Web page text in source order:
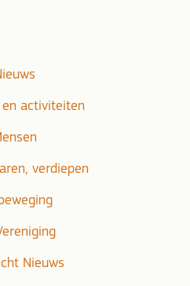
en activiteiten
verdiepen
Nieuws